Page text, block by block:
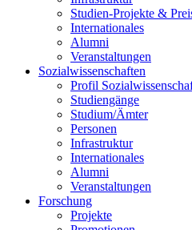
Studien-Projekte &
Internationales
Alumni
Veranstaltungen
Sozialwissenschaften
Profil
Studiengänge
Studium/Ämter
Personen
Infrastruktur
Internationales
Alumni
Veranstaltungen
Forschung
Projekte